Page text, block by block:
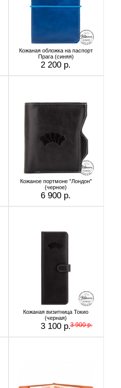
Кожаная обложка на паспорт
Прага (синяя)
2 200 р.
Кожаное портмоне "Лондон"
(черное)
6 900 р.
Кожаная визитница Токио
(черная)
3 100 р.3 900 р.